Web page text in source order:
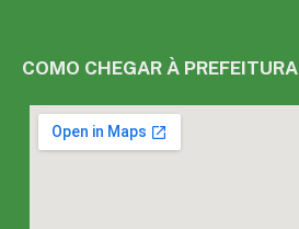
COMO CHEGAR À PREFEITURA